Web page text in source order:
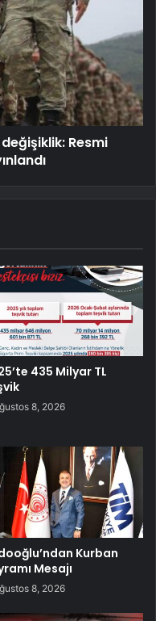
Resmi
435 Milyar TL
8, 2026
Kurban
Mesajı
8, 2026